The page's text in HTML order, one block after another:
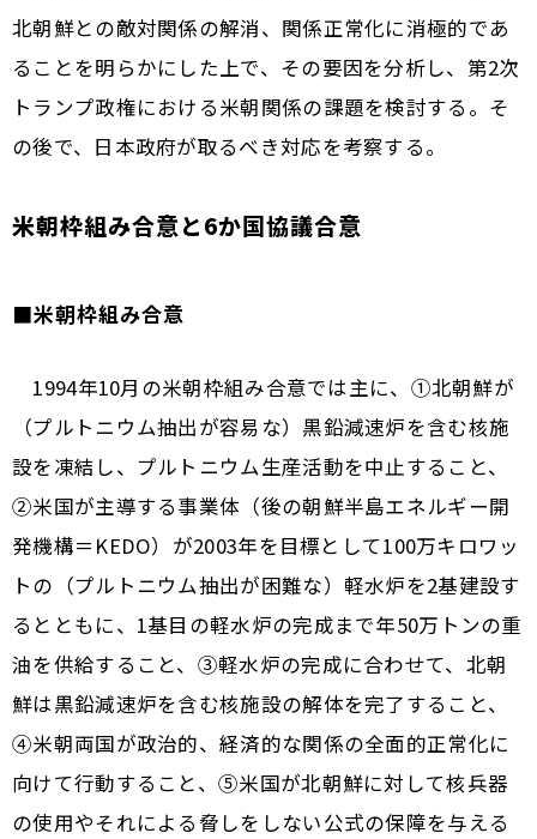
北朝鮮との敵対関係の解消、関係正常化に消極的であ
ることを明らかにした上で、その要因を分析し、第2次
トランプ政権における米朝関係の課題を検討する。そ
の後で、日本政府が取るべき対応を考察する。
米朝枠組み合意と6か国協議合意
■米朝枠組み合意
1994年10月の米朝枠組み合意では主に、①北朝鮮が
（プルトニウム抽出が容易な）黒鉛減速炉を含む核施
設を凍結し、プルトニウム生産活動を中止すること、
②米国が主導する事業体（後の朝鮮半島エネルギー開
発機構＝KEDO）が2003年を目標として100万キロワッ
トの（プルトニウム抽出が困難な）軽水炉を2基建設す
るとともに、1基目の軽水炉の完成まで年50万トンの重
油を供給すること、③軽水炉の完成に合わせて、北朝
鮮は黒鉛減速炉を含む核施設の解体を完了すること、
④米朝両国が政治的、経済的な関係の全面的正常化に
向けて行動すること、⑤米国が北朝鮮に対して核兵器
の使用やそれによる脅しをしない公式の保障を与える